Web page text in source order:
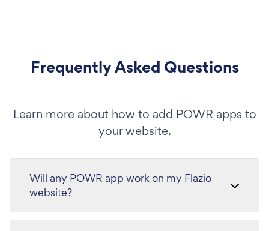
Frequently Asked Questions
Learn more about how to add POWR apps to
your website.
Will any POWR app work on my Flazio
website?